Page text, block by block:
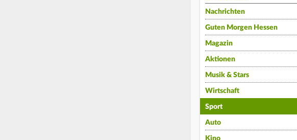
Nachrichten
Guten Morgen Hessen
Magazin
Aktionen
Musik & Stars
Wirtschaft
Sport
Auto
Kino